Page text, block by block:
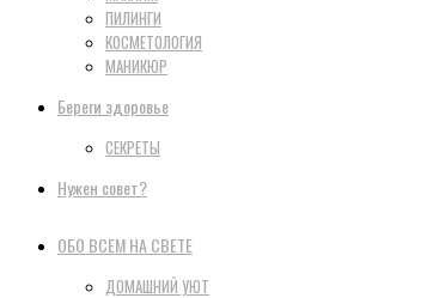
ПИЛИНГИ
КОСМЕТОЛОГИЯ
МАНИКЮР
Береги здоровье
СЕКРЕТЫ
Нужен совет?
ОБО ВСЕМ НА СВЕТЕ
ДОМАШНИЙ УЮТ